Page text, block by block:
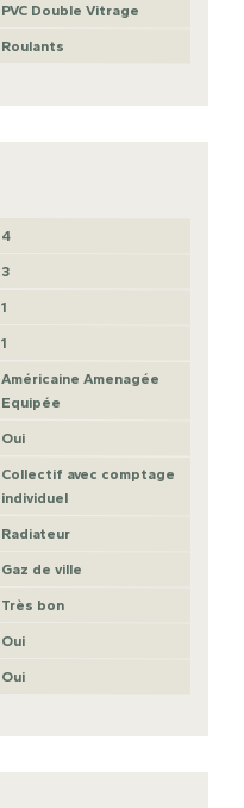
PVC Double Vitrage
Roulants
4
3
1
1
Américaine Amenagée
Equipée
Oui
Collectif avec comptage
individuel
Radiateur
Gaz de ville
Très bon
Oui
Oui